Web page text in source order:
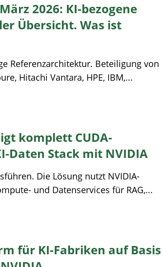
2026: KI-bezogene
Übersicht. Was ist
Referenzarchitektur. Beteiligung von
Hitachi Vantara, HPE, IBM,...
komplett CUDA-
Daten Stack mit NVIDIA
Die Lösung nutzt NVIDIA-
und Datenservices für RAG,...
für KI-Fabriken auf Basis